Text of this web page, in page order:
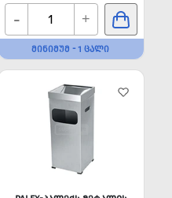
- +
ᲛᲘᲜᲘᲛᲣᲛ - 1 ᲪᲐᲚᲘ